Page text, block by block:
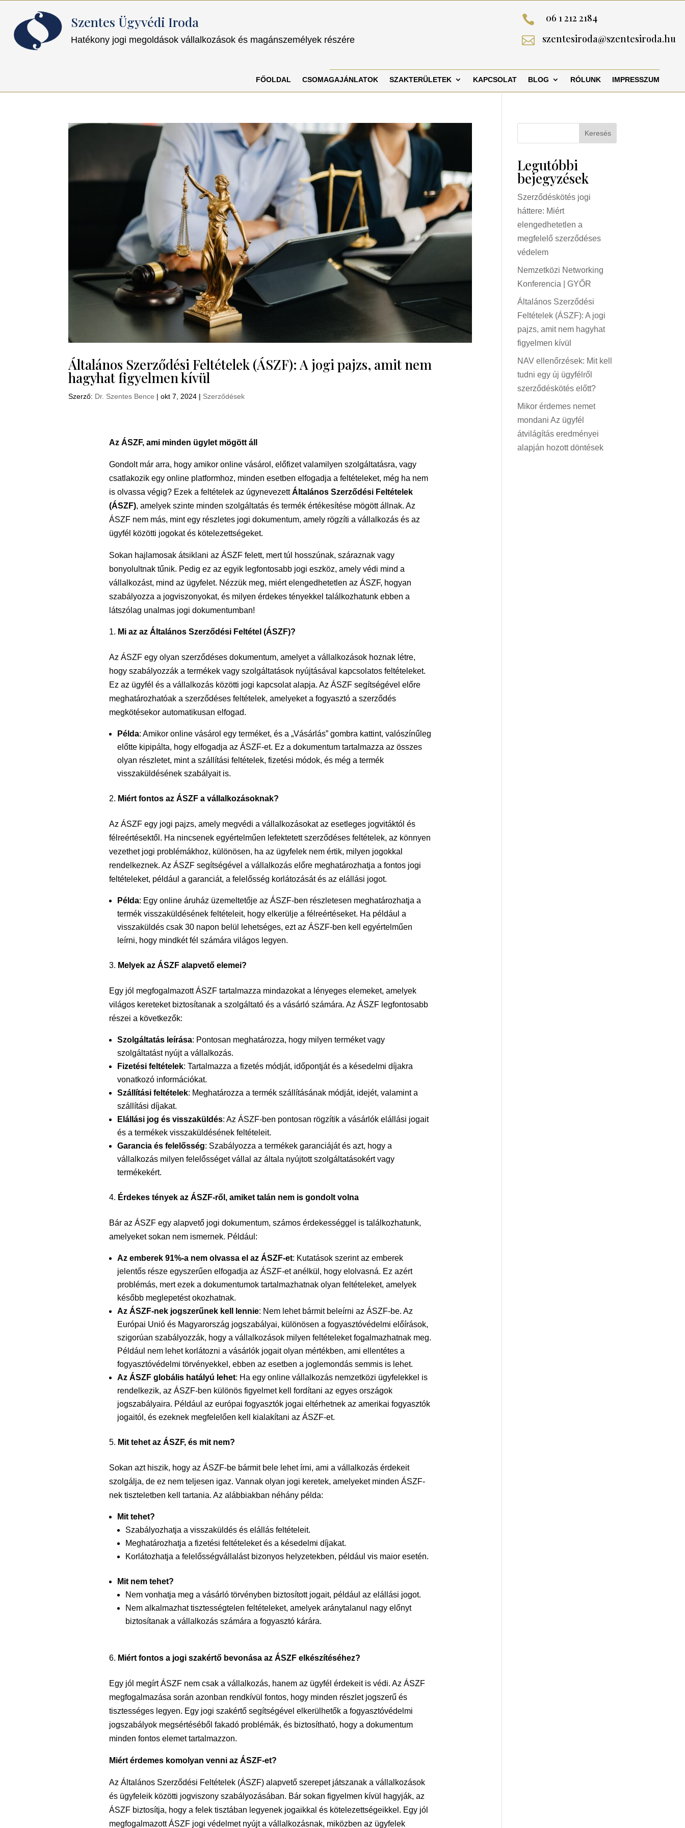
Szentes Ügyvédi Iroda
Hatékony jogi megoldások vállalkozások és magánszemélyek részére
 06 1 212 2184
 szentesiroda@szentesiroda.hu
FŐOLDAL CSOMAGAJÁNLATOK SZAKTERÜLETEK KAPCSOLAT BLOG RÓLUNK IMPRESSZUM
Általános Szerződési Feltételek (ÁSZF): A jogi pajzs, amit nem
hagyhat figyelmen kívül
Szerző: Dr. Szentes Bence |okt 7, 2024 | Szerződések
Az ÁSZF, ami minden ügylet mögött áll
Gondolt már arra, hogy amikor online vásárol, előfizet valamilyen szolgáltatásra, vagy
csatlakozik egy online platformhoz, minden esetben elfogadja a feltételeket, még ha nem
is olvassa végig? Ezek a feltételek az úgynevezettÁltalános Szerződési Feltételek
(ÁSZF), amelyek szinte minden szolgáltatás és termék értékesítése mögött állnak. Az
ÁSZF nem más, mint egy részletes jogi dokumentum, amely rögzíti a vállalkozás és az
ügyfél közötti jogokat és kötelezettségeket.
Sokan hajlamosak átsiklani az ÁSZF felett, mert túl hosszúnak, száraznak vagy
bonyolultnak tűnik. Pedig ez az egyik legfontosabb jogi eszköz, amely védi mind a
vállalkozást, mind az ügyfelet. Nézzük meg, miért elengedhetetlen az ÁSZF, hogyan
szabályozza a jogviszonyokat, és milyen érdekes tényekkel találkozhatunk ebben a
látszólag unalmas jogi dokumentumban!
Mi az az Általános Szerződési Feltétel (ÁSZF)?
Az ÁSZF egy olyan szerződéses dokumentum, amelyet a vállalkozások hoznak létre,
hogy szabályozzák a termékek vagy szolgáltatások nyújtásával kapcsolatos feltételeket.
Ez az ügyfél és a vállalkozás közötti jogi kapcsolat alapja. Az ÁSZF segítségével előre
meghatározhatóak a szerződéses feltételek, amelyeket a fogyasztó a szerződés
megkötésekor automatikusan elfogad.
Példa: Amikor online vásárol egy terméket, és a „Vásárlás” gombra kattint, valószínűleg
előtte kipipálta, hogy elfogadja az ÁSZF-et. Ez a dokumentum tartalmazza az összes
olyan részletet, mint a szállítási feltételek, fizetési módok, és még a termék
visszaküldésének szabályait is.
Miért fontos az ÁSZF a vállalkozásoknak?
Az ÁSZF egy jogi pajzs, amely megvédi a vállalkozásokat az esetleges jogvitáktól és
félreértésektől. Ha nincsenek egyértelműen lefektetett szerződéses feltételek, az könnyen
vezethet jogi problémákhoz, különösen, ha az ügyfelek nem értik, milyen jogokkal
rendelkeznek. Az ÁSZF segítségével a vállalkozás előre meghatározhatja a fontos jogi
feltételeket, például a garanciát, a felelősség korlátozását és az elállási jogot.
Példa: Egy online áruház üzemeltetője az ÁSZF-ben részletesen meghatározhatja a
termék visszaküldésének feltételeit, hogy elkerülje a félreértéseket. Ha például a
visszaküldés csak 30 napon belül lehetséges, ezt az ÁSZF-ben kell egyértelműen
leírni, hogy mindkét fél számára világos legyen.
Melyek az ÁSZF alapvető elemei?
Egy jól megfogalmazott ÁSZF tartalmazza mindazokat a lényeges elemeket, amelyek
világos kereteket biztosítanak a szolgáltató és a vásárló számára. Az ÁSZF legfontosabb
részei a következők:
Szolgáltatás leírása: Pontosan meghatározza, hogy milyen terméket vagy
szolgáltatást nyújt a vállalkozás.
Fizetési feltételek: Tartalmazza a fizetés módját, időpontját és a késedelmi díjakra
vonatkozó információkat.
Szállítási feltételek: Meghatározza a termék szállításának módját, idejét, valamint a
szállítási díjakat.
Elállási jog és visszaküldés: Az ÁSZF-ben pontosan rögzítik a vásárlók elállási jogait
és a termékek visszaküldésének feltételeit.
Garancia és felelősség: Szabályozza a termékek garanciáját és azt, hogy a
vállalkozás milyen felelősséget vállal az általa nyújtott szolgáltatásokért vagy
termékekért.
Érdekes tények az ÁSZF-ről, amiket talán nem is gondolt volna
Bár az ÁSZF egy alapvető jogi dokumentum, számos érdekességgel is találkozhatunk,
amelyeket sokan nem ismernek. Például:
Az emberek 91%-a nem olvassa el az ÁSZF-et: Kutatások szerint az emberek
jelentős része egyszerűen elfogadja az ÁSZF-et anélkül, hogy elolvasná. Ez azért
problémás, mert ezek a dokumentumok tartalmazhatnak olyan feltételeket, amelyek
később meglepetést okozhatnak.
Az ÁSZF-nek jogszerűnek kell lennie: Nem lehet bármit beleírni az ÁSZF-be. Az
Európai Unió és Magyarország jogszabályai, különösen a fogyasztóvédelmi előírások,
szigorúan szabályozzák, hogy a vállalkozások milyen feltételeket fogalmazhatnak meg.
Például nem lehet korlátozni a vásárlók jogait olyan mértékben, ami ellentétes a
fogyasztóvédelmi törvényekkel, ebben az esetben a joglemondás semmis is lehet.
Az ÁSZF globális hatályú lehet: Ha egy online vállalkozás nemzetközi ügyfelekkel is
rendelkezik, az ÁSZF-ben különös figyelmet kell fordítani az egyes országok
jogszabályaira. Például az európai fogyasztók jogai eltérhetnek az amerikai fogyasztók
jogaitól, és ezeknek megfelelően kell kialakítani az ÁSZF-et.
Mit tehet az ÁSZF, és mit nem?
Sokan azt hiszik, hogy az ÁSZF-be bármit bele lehet írni, ami a vállalkozás érdekeit
szolgálja, de ez nem teljesen igaz. Vannak olyan jogi keretek, amelyeket minden ÁSZF-
nek tiszteletben kell tartania. Az alábbiakban néhány példa:
Mit tehet?
Szabályozhatja a visszaküldés és elállás feltételeit.
Meghatározhatja a fizetési feltételeket és a késedelmi díjakat.
Korlátozhatja a felelősségvállalást bizonyos helyzetekben, például vis maior esetén.
Mit nem tehet?
Nem vonhatja meg a vásárló törvényben biztosított jogait, például az elállási jogot.
Nem alkalmazhat tisztességtelen feltételeket, amelyek aránytalanul nagy előnyt
biztosítanak a vállalkozás számára a fogyasztó kárára.
Miért fontos a jogi szakértő bevonása az ÁSZF elkészítéséhez?
Egy jól megírt ÁSZF nem csak a vállalkozás, hanem az ügyfél érdekeit is védi. Az ÁSZF
megfogalmazása során azonban rendkívül fontos, hogy minden részlet jogszerű és
tisztességes legyen. Egy jogi szakértő segítségével elkerülhetők a fogyasztóvédelmi
jogszabályok megsértéséből fakadó problémák, és biztosítható, hogy a dokumentum
minden fontos elemet tartalmazzon.
Miért érdemes komolyan venni az ÁSZF-et?
Az Általános Szerződési Feltételek (ÁSZF) alapvető szerepet játszanak a vállalkozások
és ügyfeleik közötti jogviszony szabályozásában. Bár sokan figyelmen kívül hagyják, az
ÁSZF biztosítja, hogy a felek tisztában legyenek jogaikkal és kötelezettségeikkel. Egy jól
megfogalmazott ÁSZF jogi védelmet nyújt a vállalkozásnak, miközben az ügyfelek
Keresés
Legutóbbi
bejegyzések
Szerződéskötés jogi
háttere: Miért
elengedhetetlen a
megfelelő szerződéses
védelem
Nemzetközi Networking
Konferencia | GYŐR
Általános Szerződési
Feltételek (ÁSZF): A jogi
pajzs, amit nem hagyhat
figyelmen kívül
NAV ellenőrzések: Mit kell
tudni egy új ügyfélről
szerződéskötés előtt?
Mikor érdemes nemet
mondani Az ügyfél
átvilágítás eredményei
alapján hozott döntések